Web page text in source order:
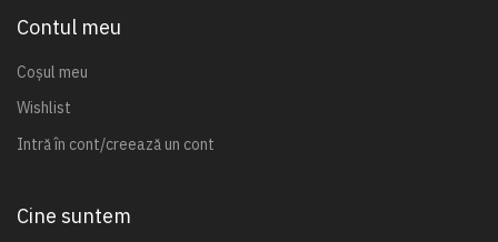
Contul meu
Coșul meu
Wishlist
Intră în cont/creează un cont
Cine suntem